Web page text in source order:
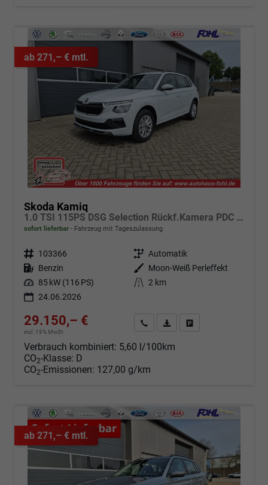
ab 271,– € mtl.
Skoda Kamiq
1.0 TSI 115PS DSG Selection Rückf.Kamera PDC v+h Sitzheizung Klimaautomatik Skoda-Radio Apple CarPlay + Android Auto Tempomat Garantieverlängerung 16"LM
sofort lieferbar Fahrzeug mit Tageszulassung
Fahrzeugnr. 103366 Getriebe Automatik
Kraftstoff Benzin Außenfarbe
Moon-Weiß Perleffekt
Leistung 85 kW (116 PS) Kilometerstand 2 km
24.06.2026
29.150,– €
incl. 19% MwSt.
Angebot anfordern
Fahrzeugexpose (PDF)
Verbrauch kombiniert: 5,60 l/100km
CO2-Klasse: D
CO2-Emissionen: 127,00 g/km
ab 271,– € mtl.